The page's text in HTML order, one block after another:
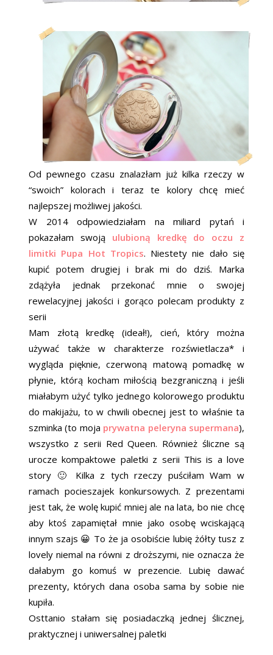
Od pewnego czasu znalazłam już kilka rzeczy w
“swoich” kolorach i teraz te kolory chcę mieć
najlepszej możliwej jakości.
W 2014 odpowiedziałam na miliard pytań i
pokazałam swojąulubioną kredkę do oczu z
limitki Pupa Hot Tropics. Niestety nie dało się
kupić potem drugiej i brak mi do dziś. Marka
zdążyła jednak przekonać mnie o swojej
rewelacyjnej jakości i gorąco polecam produkty z
serii
Mam złotą kredkę (ideał!), cień, który można
używać także w charakterze rozświetlacza* i
wygląda pięknie, czerwoną matową pomadkę w
płynie, którą kocham miłością bezgraniczną i jeśli
miałabym użyć tylko jednego kolorowego produktu
do makijażu, to w chwili obecnej jest to właśnie ta
szminka (to moja prywatna peleryna supermana),
wszystko z serii Red Queen. Również śliczne są
urocze kompaktowe paletki z serii This is a love
story 🙂 Kilka z tych rzeczy puściłam Wam w
ramach pocieszajek konkursowych. Z prezentami
jest tak, że wolę kupić mniej ale na lata, bo nie chcę
aby ktoś zapamiętał mnie jako osobę wciskającą
innym szajs 😀 To że ja osobiście lubię żółty tusz z
lovely niemal na równi z droższymi, nie oznacza że
dałabym go komuś w prezencie. Lubię dawać
prezenty, których dana osoba sama by sobie nie
kupiła.
Osttanio stałam się posiadaczką jednej ślicznej,
praktycznej i uniwersalnej paletki